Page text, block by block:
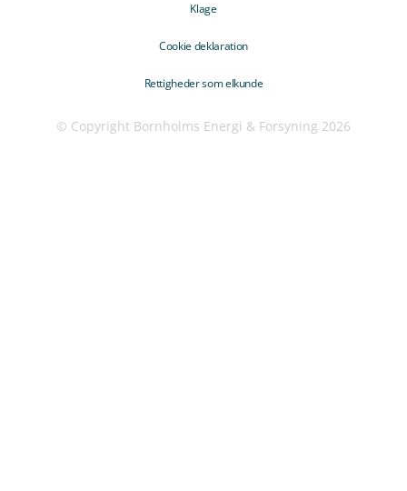
Klage
Cookie deklaration
Rettigheder som elkunde
© Copyright Bornholms Energi & Forsyning 2026